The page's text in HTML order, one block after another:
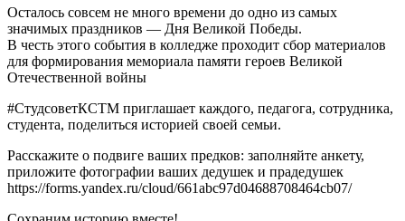
Осталось совсем не много времени до одно из самых
значимых праздников — Дня Великой Победы.
В честь этого события в колледже проходит сбор материалов
для формирования мемориала памяти героев Великой
Отечественной войны
#СтудсоветКСТМ приглашает каждого, педагога, сотрудника,
студента, поделиться историей своей семьи.
Расскажите о подвиге ваших предков: заполняйте анкету,
приложите фотографии ваших дедушек и прадедушек
https://forms.yandex.ru/cloud/661abc97d04688708464cb07/